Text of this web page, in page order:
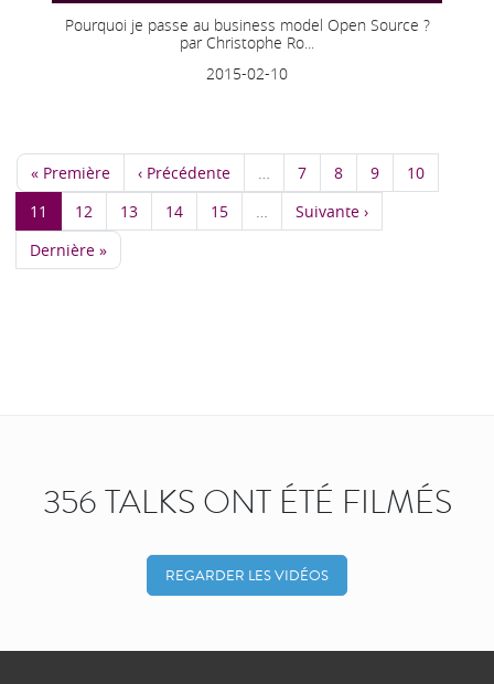
Pourquoi je passe au business model Open Source ?
par Christophe Ro...
2015-02-10
« Première ‹ Précédente 7 8 9
10
11
12 13 14 15
Suivante ›
Dernière »
356 TALKS ONT ÉTÉ FILMÉS
REGARDER LES VIDÉOS